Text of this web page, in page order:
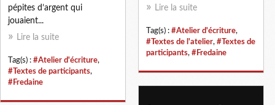
Lire la suite
Tag(s) : #Atelier d'écriture,
#Textes de l'atelier, #Textes de
participants, #Fredaine
pépites d’argent qui
jouaient...
Lire la suite
Tag(s) : #Atelier d'écriture,
#Textes de participants,
#Fredaine